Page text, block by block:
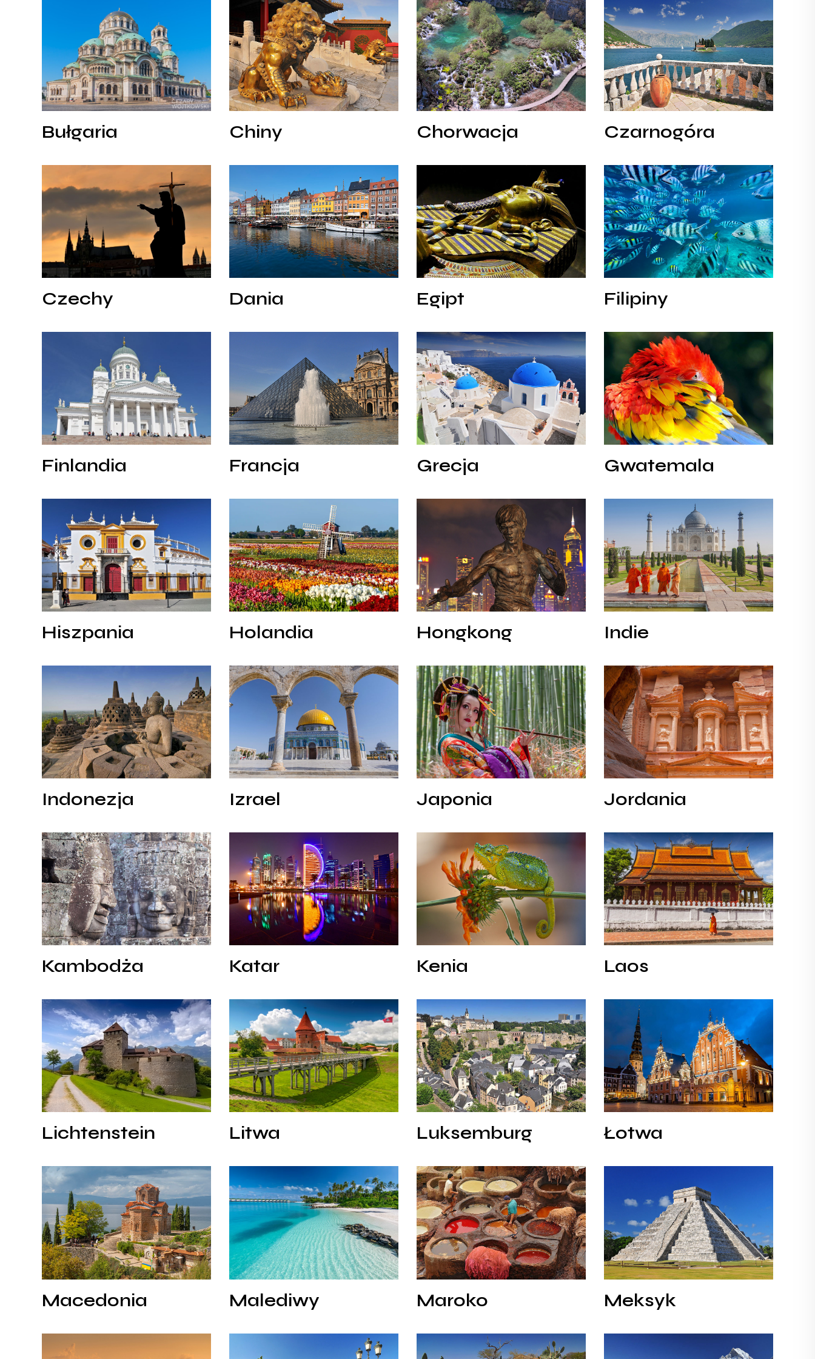
Bułgaria
Bułgaria
Chiny
Chiny
Chorwacja
Chorwacja
Chorwacja
Czarnogóra
Czarnogóra
Czarnogóra
Czechy
Czechy
Dania
Dania
Egipt
Egipt
Filipiny
Filipiny
Filipiny
Finlandia
Finlandia
Francja
Francja
Grecja
Grecja
Grecja
Gwatemala
Gwatemala
Gwatemala
Hiszpania
Hiszpania
Holandia
Holandia
Hongkong
Hongkong
Hongkong
Indie
Indie
Indonezja
Indonezja
Indonezja
Izrael
Izrael
Izrael
Japonia
Japonia
Japonia
Jordania
Jordania
Jordania
Kambodża
Kambodża
Kambodża
Katar
Katar
Kenia
Kenia
Laos
Laos
Laos
Lichtenstein
Lichtenstein
Lichtenstein
Litwa
Litwa
Luksemburg
Luksemburg
Luksemburg
Łotwa
Łotwa
Macedonia
Macedonia
Macedonia
Malediwy
Malediwy
Maroko
Maroko
Maroko
Meksyk
Meksyk
Mianma